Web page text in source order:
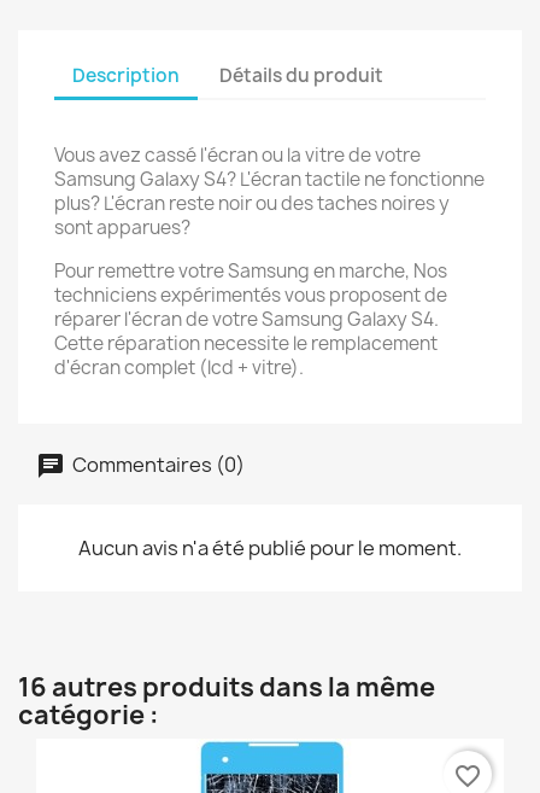
Description Détails du produit
Vous avez cassé l'écran ou la vitre de votre
Samsung Galaxy S4? L'écran tactile ne fonctionne
plus? L'écran reste noir ou des taches noires y
sont apparues?
Pour remettre votre Samsung en marche, Nos
techniciens expérimentés vous proposent de
réparer l'écran de votre Samsung Galaxy S4.
Cette réparation necessite le remplacement
d'écran complet (lcd + vitre).
Commentaires (0)
Aucun avis n'a été publié pour le moment.
16 autres produits dans la même
catégorie :
favorite_border